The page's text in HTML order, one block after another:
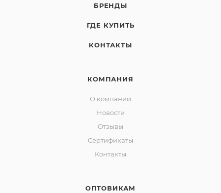
БРЕНДЫ
ГДЕ КУПИТЬ
КОНТАКТЫ
КОМПАНИЯ
О компании
Новости
Отзывы
Сертификаты
Контакты
ОПТОВИКАМ